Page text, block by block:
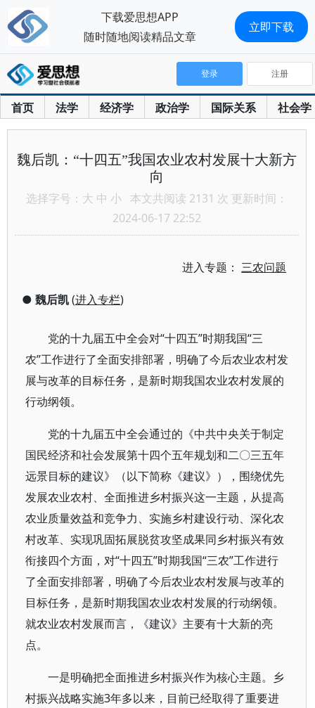
首页 法学 经济学 政治学 国际关系 社会学
登录 注册
魏后凯：“十四五”我国农业农村发展十大新方
向
选择字号： 大 中 小 本文共阅读 2131 次 更新时间：
2024-06-17 22:52
进入专题：三农问题
● 魏后凯(进入专栏)
党的十九届五中全会对“十四五”时期我国“三
农”工作进行了全面安排部署，明确了今后农业农村发
展与改革的目标任务，是新时期我国农业农村发展的
行动纲领。
党的十九届五中全会通过的《中共中央关于制定
国民经济和社会发展第十四个五年规划和二〇三五年
远景目标的建议》（以下简称《建议》），围绕优先
发展农业农村、全面推进乡村振兴这一主题，从提高
农业质量效益和竞争力、实施乡村建设行动、深化农
村改革、实现巩固拓展脱贫攻坚成果同乡村振兴有效
衔接四个方面，对“十四五”时期我国“三农”工作进行
了全面安排部署，明确了今后农业农村发展与改革的
目标任务，是新时期我国农业农村发展的行动纲领。
就农业农村发展而言，《建议》主要有十大新的亮
点。
一是明确把全面推进乡村振兴作为核心主题。乡
村振兴战略实施3年多以来，目前已经取得了重要进
下载爱思想APP
随时随地阅读精品文章
立即下载